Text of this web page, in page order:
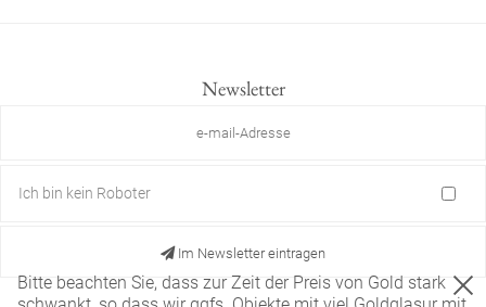
Newsletter
Ich bin kein Roboter
Im Newsletter eintragen
Bitte beachten Sie, dass zur Zeit der Preis von Gold stark